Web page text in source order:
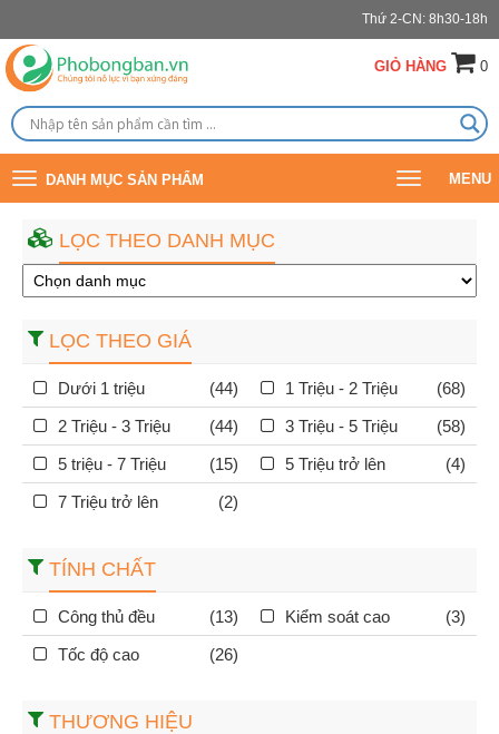
Thứ 2-CN: 8h30-18h
GIỎ HÀNG 0
Toggle
navigation
DANH MỤC SẢN PHẨM
Toggle
navigation
MENU
LỌC THEO DANH MỤC
LỌC THEO GIÁ
Dưới 1 triệu (44) 1 Triệu - 2 Triệu
(68)
2 Triệu - 3 Triệu
(44) 3 Triệu - 5 Triệu
(58)
5 triệu - 7 Triệu
(15) 5 Triệu trở lên
(4)
7 Triệu trở lên
(2)
TÍNH CHẤT
Công thủ đều (13) Kiểm soát cao
(3)
Tốc độ cao
(26)
THƯƠNG HIỆU